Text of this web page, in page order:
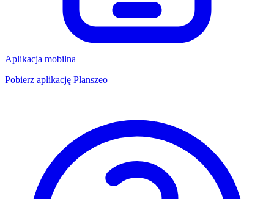
Aplikacja mobilna
Pobierz aplikację Planszeo